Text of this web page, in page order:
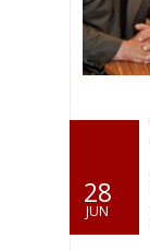
28
JUN